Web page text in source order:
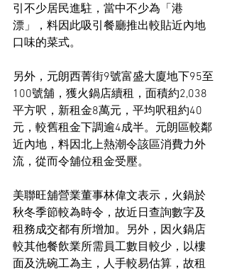
引不少居民進駐，當中不少為「港
漂」，料因此吸引餐廳推出較貼近內地
口味的菜式。
另外，元朗西菁街9號富盛大廈地下95至
100號舖，獲火鍋店續租，面積約2,038
平方呎，新租金8萬元，平均呎租約40
元，較舊租金下調逾4成半。元朗區較鄰
近內地，料因北上熱潮令該區消費力外
流，從而令舖位租金受壓。
美聯旺舖營業董事林偉文表示，火鍋於
秋冬季節較為時令，故近日查詢數字及
租務成交都有所增加。另外，因火鍋店
較其他餐飲業所需員工數目較少，以樓
面及洗碗工為主，人手較易估算，故租